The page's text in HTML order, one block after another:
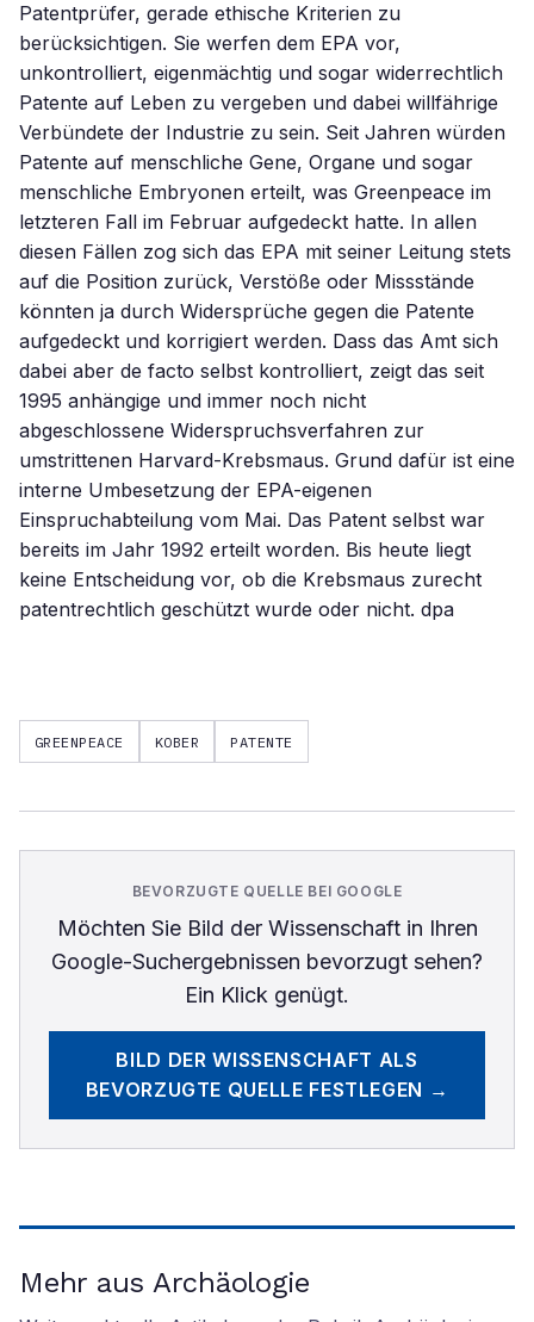
Patentprüfer, gerade ethische Kriterien zu
berücksichtigen. Sie werfen dem EPA vor,
unkontrolliert, eigenmächtig und sogar widerrechtlich
Patente auf Leben zu vergeben und dabei willfährige
Verbündete der Industrie zu sein. Seit Jahren würden
Patente auf menschliche Gene, Organe und sogar
menschliche Embryonen erteilt, was Greenpeace im
letzteren Fall im Februar aufgedeckt hatte. In allen
diesen Fällen zog sich das EPA mit seiner Leitung stets
auf die Position zurück, Verstöße oder Missstände
könnten ja durch Widersprüche gegen die Patente
aufgedeckt und korrigiert werden. Dass das Amt sich
dabei aber de facto selbst kontrolliert, zeigt das seit
1995 anhängige und immer noch nicht
abgeschlossene Widerspruchsverfahren zur
umstrittenen Harvard-Krebsmaus. Grund dafür ist eine
interne Umbesetzung der EPA-eigenen
Einspruchabteilung vom Mai. Das Patent selbst war
bereits im Jahr 1992 erteilt worden. Bis heute liegt
keine Entscheidung vor, ob die Krebsmaus zurecht
patentrechtlich geschützt wurde oder nicht. dpa
GREENPEACE KOBER PATENTE
BEVORZUGTE QUELLE BEI GOOGLE
Möchten Sie Bild der Wissenschaftin Ihren
Google-Suchergebnissen bevorzugt sehen?
Ein Klick genügt.
BILD DER WISSENSCHAFT ALS
BEVORZUGTE QUELLE FESTLEGEN →
Mehr aus Archäologie